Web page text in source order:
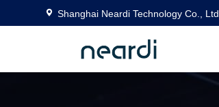
Shanghai Neardi Technology Co., Ltd.